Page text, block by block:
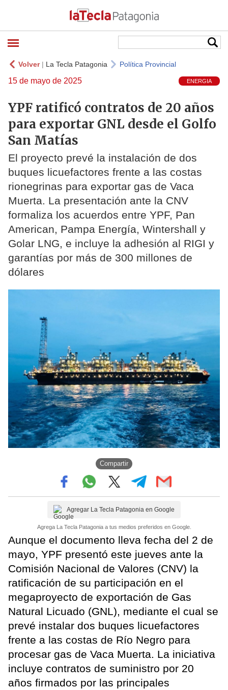
Volver| La Tecla Patagonia Política Provincial
15 de mayo de 2025 ENERGIA
YPF ratificó contratos de 20 años
para exportar GNL desde el Golfo
San Matías
El proyecto prevé la instalación de dos
buques licuefactores frente a las costas
rionegrinas para exportar gas de Vaca
Muerta. La presentación ante la CNV
formaliza los acuerdos entre YPF, Pan
American, Pampa Energía, Wintershall y
Golar LNG, e incluye la adhesión al RIGI y
garantías por más de 300 millones de
dólares
Compartir
Agregar La Tecla Patagonia en Google
Agrega La Tecla Patagonia a tus medios preferidos en Google.
Aunque el documento lleva fecha del 2 de
mayo, YPF presentó este jueves ante la
Comisión Nacional de Valores (CNV) la
ratificación de su participación en el
megaproyecto de exportación de Gas
Natural Licuado (GNL), mediante el cual se
prevé instalar dos buques licuefactores
frente a las costas de Río Negro para
procesar gas de Vaca Muerta. La iniciativa
incluye contratos de suministro por 20
años firmados por las principales